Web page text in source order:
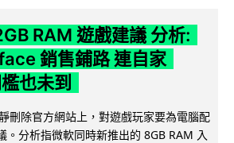
RAM 遊戲建議 分析:
銷售鋪路 連自家
也未到
刪除官方網站上，對遊戲玩家要為電腦配
。分析指微軟同時新推出的 8GB RAM 入